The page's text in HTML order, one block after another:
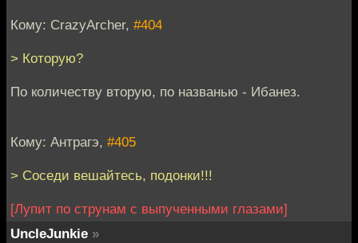
Кому: CrazyArcher, #404
> Которую?
По количеству вторую, по названью - Ибанез.
Кому: Антрагэ, #405
> Соседи вешайтесь, подонки!!!
[Лупит по струнам с выпученными глазами]
UncleJunkie »